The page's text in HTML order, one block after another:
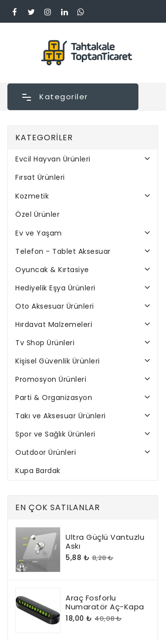
Kategoriler
KATEGORILER
Evcil Hayvan Ürünleri
Fırsat Ürünleri
Kozmetik
Özel Ürünler
Ev ve Yaşam
Telefon - Tablet Aksesuar
Oyuncak & Kırtasiye
Hediyelik Eşya Ürünleri
Oto Aksesuar Ürünleri
Hırdavat Malzemeleri
Tv Shop Ürünleri
Kişisel Güvenlik Ürünleri
Promosyon Ürünleri
Parti & Organizasyon
Takı ve Aksesuar Ürünleri
Spor ve Sağlık Ürünleri
Outdoor Ürünleri
Kupa Bardak
EN ÇOK SATILANLAR
Ultra Güçlü Vantuzlu
Askı
5,88 ₺ 8,28 ₺
Araç Fosforlu
Numaratör Aç-Kapa
18,00 ₺ 40,08 ₺